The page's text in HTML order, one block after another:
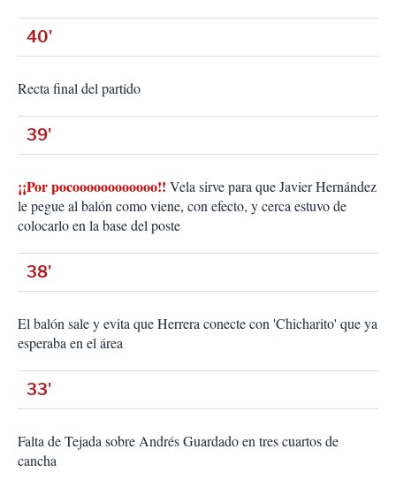
40'
Recta final del partido
39'
¡¡Por pocoooooooooooo!! Vela sirve para que Javier Hernández
le pegue al balón como viene, con efecto, y cerca estuvo de
colocarlo en la base del poste
38'
El balón sale y evita que Herrera conecte con 'Chicharito' que ya
esperaba en el área
33'
Falta de Tejada sobre Andrés Guardado en tres cuartos de
cancha